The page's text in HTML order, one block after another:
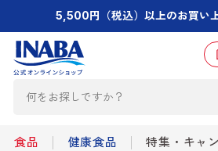
5,500円（税込）以上のお買い
食品 健康食品 特集・キャ